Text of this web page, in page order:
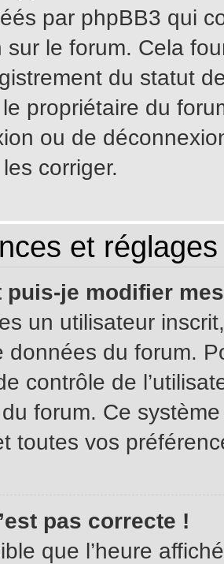
par phpBB3 qui
sur le forum. Cela
du statut
propriétaire du
ou de
corriger.
et
puis-je modifier
un utilisateur
données du forum.
contrôle de
forum. Ce
toutes vos
pas correcte !
que l’heure